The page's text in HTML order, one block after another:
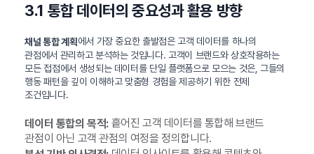
3.1 통합 데이터의 중요성과 활용 방향
채널 통합 계획에서 가장 중요한 출발점은 고객 데이터를 하나의
관점에서 관리하고 분석하는 것입니다. 고객이 브랜드와 상호작용하는
모든 접점에서 생성되는 데이터를 단일 플랫폼으로 모으는 것은, 그들의
행동 패턴을 깊이 이해하고 맞춤형 경험을 제공하기 위한 전제
조건입니다.
데이터 통합의 목적:흩어진 고객 데이터를 통합해 브랜드
관점이 아닌 고객 관점의 여정을 정의합니다.